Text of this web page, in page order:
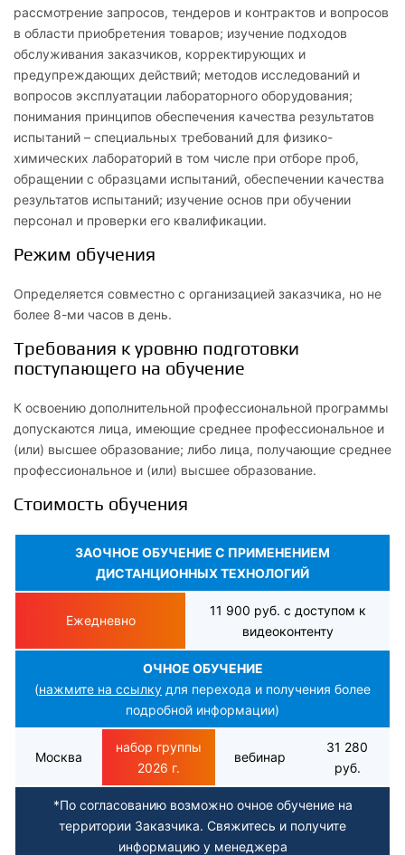
рассмотрение запросов, тендеров и контрактов и вопросов
в области приобретения товаров; изучение подходов
обслуживания заказчиков, корректирующих и
предупреждающих действий; методов исследований и
вопросов эксплуатации лабораторного оборудования;
понимания принципов обеспечения качества результатов
испытаний – специальных требований для физико-
химических лабораторий в том числе при отборе проб,
обращении с образцами испытаний, обеспечении качества
результатов испытаний; изучение основ при обучении
персонал и проверки его квалификации.
Режим обучения
Определяется совместно с организацией заказчика, но не
более 8-ми часов в день.
Требования к уровню подготовки
поступающего на обучение
К освоению дополнительной профессиональной программы
допускаются лица, имеющие среднее профессиональное и
(или) высшее образование; либо лица, получающие среднее
профессиональное и (или) высшее образование.
Стоимость обучения
ЗАОЧНОЕ ОБУЧЕНИЕ С ПРИМЕНЕНИЕМ
ДИСТАНЦИОННЫХ ТЕХНОЛОГИЙ
Ежедневно
11 900 руб. с доступом к
видеоконтенту
ОЧНОЕ ОБУЧЕНИЕ
(нажмите на ссылку для перехода и получения более
подробной информации)
Москва
набор группы
2026 г.
вебинар
31 280
руб.
*По согласованию возможно очное обучение на
территории Заказчика. Свяжитесь и получите
информацию у менеджера